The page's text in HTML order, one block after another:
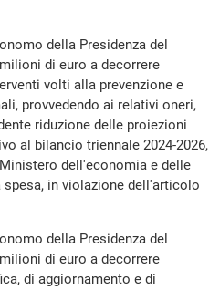
della Presidenza del
di euro a decorrere
volti alla prevenzione e
provvedendo ai relativi oneri,
riduzione delle proiezioni
al bilancio triennale 2024-2026,
dell'economia e delle
in violazione dell'articolo
della Presidenza del
di euro a decorrere
di aggiornamento e di